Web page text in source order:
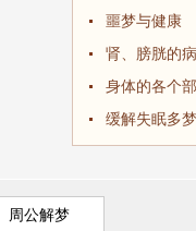
噩梦与健康
肾、膀胱的
身体的各个
缓解失眠多